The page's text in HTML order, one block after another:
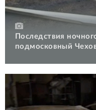
Последствия
подмосковный